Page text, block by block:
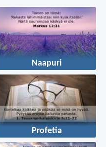
Naapuri
Profetia